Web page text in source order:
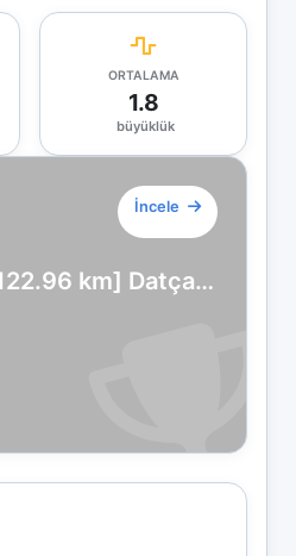
ORTALAMA
1.8
büyüklük
İncele
Ege Denizi - [122.96 km] Datça (Muğla)